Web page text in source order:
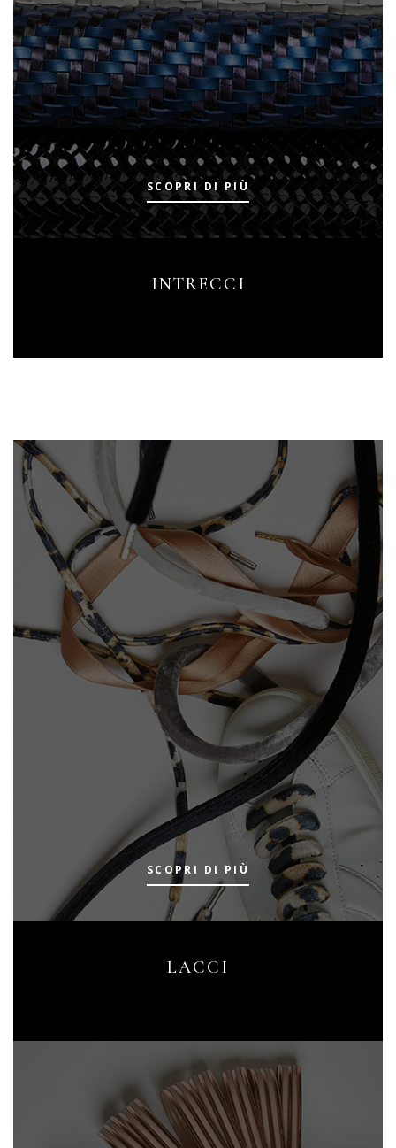
SCOPRI DI PIÙ
INTRECCI
SCOPRI DI PIÙ
LACCI